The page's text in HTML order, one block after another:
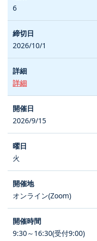
6
2026/10/1
詳細
2026/9/15
火
オンライン(Zoom)
9:30～16:30(受付9:00)